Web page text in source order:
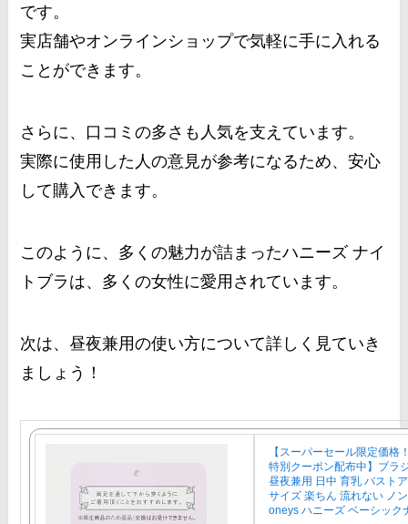
です。
実店舗やオンラインショップで気軽に手に入れる
ことができます。
さらに、口コミの多さも人気を支えています。
実際に使用した人の意見が参考になるため、安心
して購入できます。
このように、多くの魅力が詰まったハニーズ ナイ
トブラは、多くの女性に愛用されています。
次は、昼夜兼用の使い方について詳しく見ていき
ましょう！
【スーパーセール限定価格
特別クーポン配布中】ブラ
昼夜兼用 日中 育乳 バスト
サイズ 楽ちん 流れない ノ
oneys ハニーズ ベーシック